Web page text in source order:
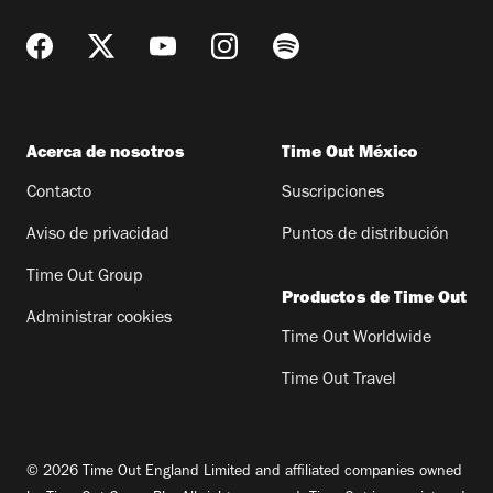
Acerca de nosotros
Contacto
Aviso de privacidad
Time Out Group
Administrar cookies
Time Out México
Suscripciones
Puntos de distribución
Productos de Time Out
Time Out Worldwide
Time Out Travel
© 2026 Time Out England Limited and affiliated companies owned